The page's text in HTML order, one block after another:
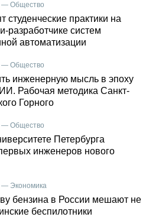
— Общество
студенческие практики на
разработчике систем
автоматизации
— Общество
инженерную мысль в эпоху
Рабочая методика Санкт-
Горного
— Общество
Петербурга
инженеров нового
— Экономика
бензина в России мешают не
беспилотники